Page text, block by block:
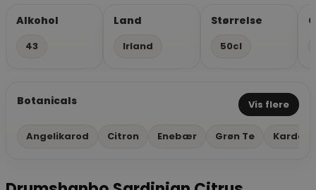
Alkohol
43
Land
Irland
Størrelse
50cl
Botanicals Vis flere
Angelikarod Citron Enebær Grøn Te